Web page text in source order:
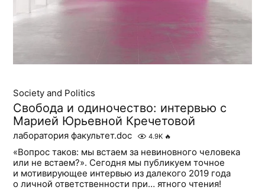
Society and Politics
Свобода и одиночество: интервью с
Марией Юрьевной Кречетовой
лаборатория факультет.doc 4.9K 🔥
«Вопрос таков: мы встаем за невиновного человека
или не встаем?». Сегодня мы публикуем точное
и мотивирующее интервью из далекого 2019 года
о личной ответственности при… ятного чтения!